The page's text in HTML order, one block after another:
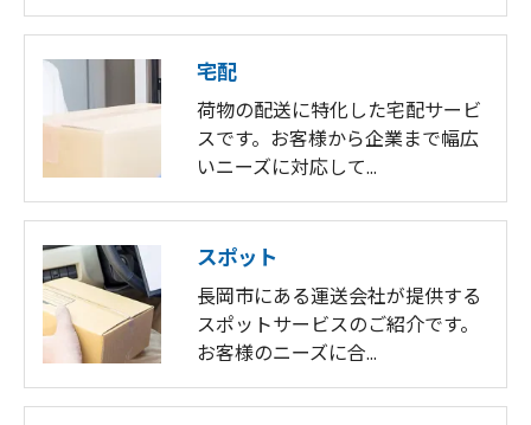
宅配
荷物の配送に特化した宅配サービ
スです。お客様から企業まで幅広
いニーズに対応して…
スポット
長岡市にある運送会社が提供する
スポットサービスのご紹介です。
お客様のニーズに合…